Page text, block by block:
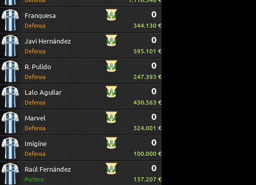
Franquesa
Defensa
0
344.130 €
Javi Hernández
Defensa
0
595.101 €
R. Pulido
Defensa
0
247.393 €
Lalo Aguilar
Defensa
0
430.563 €
Marvel
Defensa
0
324.001 €
Imigine
Defensa
0
100.000 €
Raúl Fernández
Portero
0
137.207 €